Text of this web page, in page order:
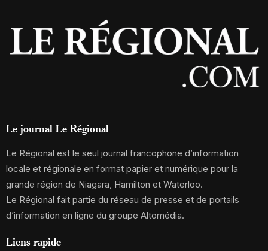
Le journal Le Régional
Le Régional est le seul journal francophone d’information
locale et régionale en format papier et numérique pour la
grande région de Niagara, Hamilton et Waterloo.
Le Régional fait partie du réseau de presse et de portails
d’information en ligne du groupe Altomédia.
Liens rapide